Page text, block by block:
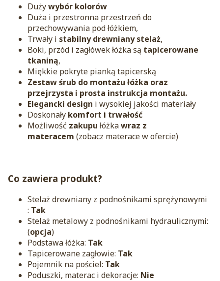
Dużywybór kolorów
Duża i przestronna przestrzeń do
przechowywania pod łóżkiem,
Trwały i stabilny drewniany stelaż,
Boki, przód i zagłówek łóżka są tapicerowane
tkaniną,
Miękkie pokryte pianką tapicerską
Zestaw śrub do montażu łóżka oraz
przejrzysta i prosta instrukcja montażu.
Elegancki design i wysokiej jakości materiały
Doskonały komfort i trwałość
Możliwość zakupu łóżkawraz z
materacem (zobacz materace w ofercie)
Co zawiera produkt?
Stelaż drewniany z podnośnikami sprężynowymi
: Tak
Stelaż metalowy z podnośnikami hydraulicznymi:
(opcja)
Podstawa łóżka: Tak
Tapicerowane zagłowie: Tak
Pojemnik na pościel: Tak
Poduszki, materac i dekoracje: Nie